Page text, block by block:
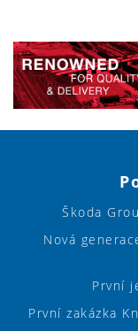
Škoda
Nová
První
První zakázka